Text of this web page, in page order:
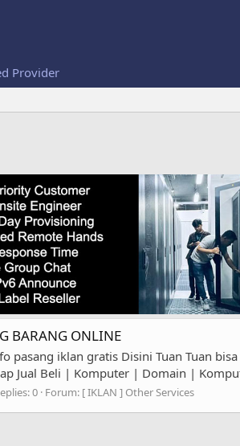
Provider
BARANG ONLINE
pasang iklan gratis Disini Tuan Tuan
Jual Beli | Komputer | Domain |
0 Forum: [ IKLAN ] Other Services